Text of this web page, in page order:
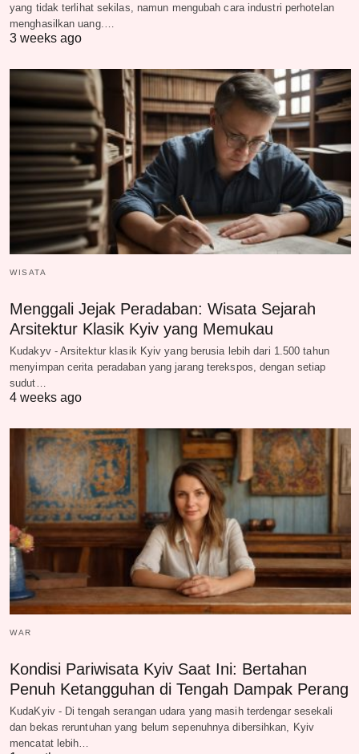
yang tidak terlihat sekilas, namun mengubah cara industri perhotelan
menghasilkan uang.…
3 weeks ago
WISATA
Menggali Jejak Peradaban: Wisata Sejarah
Arsitektur Klasik Kyiv yang Memukau
Kudakyv - Arsitektur klasik Kyiv yang berusia lebih dari 1.500 tahun
menyimpan cerita peradaban yang jarang terekspos, dengan setiap
sudut…
4 weeks ago
WAR
Kondisi Pariwisata Kyiv Saat Ini: Bertahan
Penuh Ketangguhan di Tengah Dampak Perang
KudaKyiv - Di tengah serangan udara yang masih terdengar sesekali
dan bekas reruntuhan yang belum sepenuhnya dibersihkan, Kyiv
mencatat lebih…